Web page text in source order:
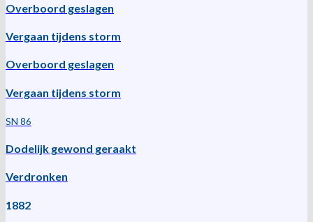
Overboord geslagen
Vergaan tijdens storm
Overboord geslagen
Vergaan tijdens storm
SN 86
Dodelijk gewond geraakt
Verdronken
1882